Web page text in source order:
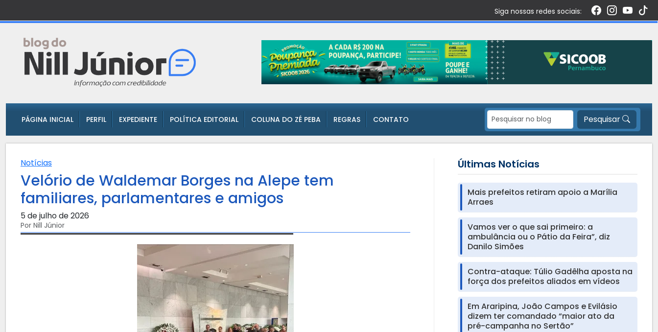
Siga nossas redes sociais:
PÁGINA INICIAL PERFIL EXPEDIENTE POLÍTICA EDITORIAL COLUNA DO ZÉ PEBA REGRAS CONTATO Pesquisar
Notícias
Velório de Waldemar Borges na Alepe tem
familiares, parlamentares e amigos
5 de julho de 2026
Por Nill Júnior
Últimas Notícias
Mais prefeitos retiram apoio a Marília
Arraes
Vamos ver o que sai primeiro: a
ambulância ou o Pátio da Feira”, diz
Danilo Simões
Contra-ataque: Túlio Gadêlha aposta na
força dos prefeitos aliados em vídeos
Em Araripina, João Campos e Evilásio
dizem ter comandado “maior ato da
pré-campanha no Sertão”